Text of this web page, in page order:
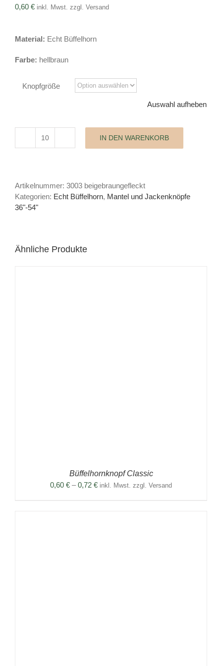
0,60 € inkl. Mwst. zzgl. Versand
Material: Echt Büffelhorn
Farbe: hellbraun
Knopfgröße
Auswahl aufheben
Büffelhornknopf
IN DEN WARENKORB
Artikelnummer: 3003 beigebraungefleckt
Kategorien: Echt Büffelhorn, Mantel und Jackenknöpfe
36"-54"
Ähnliche Produkte
Büffelhornknopf Classic
0,60 € –0,72 €Preisspanne:
inkl. Mwst. zzgl. Versand